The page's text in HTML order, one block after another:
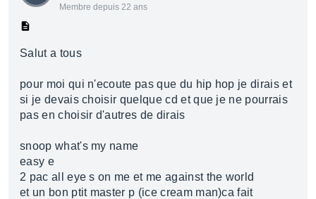
Membre depuis 22 ans
Salut a tous
pour moi qui n'ecoute pas que du hip hop je dirais et
si je devais choisir quelque cd et que je ne pourrais
pas en choisir d'autres de dirais
snoop what's my name
easy e
2 pac all eye s on me et me against the world
et un bon ptit master p (ice cream man)ca fait